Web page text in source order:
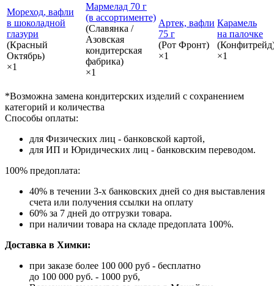
Мореход, вафли
в шоколадной
глазури
(Красный
Октябрь)
×1
Мармелад 70 г
(в ассортименте)
(Славянка /
Азовская
кондитерская
фабрика)
×1
Артек, вафли
75 г
(Рот Фронт)
×1
Карамель
на палочке
×1
*Возможна замена кондитерских изделий с сохранением
категорий и количества
Способы оплаты:
для Физических лиц - банковской картой,
для ИП и Юридических лиц - банковским переводом.
100% предоплата:
40% в течении 3-х банковских дней со дня выставления
счета или получения ссылки на оплату
60% за 7 дней до отгрузки товара.
при наличии товара на складе предоплата 100%.
Доставка в Химки:
при заказе более 100 000 руб - бесплатно
до 100 000 руб. - 1000 руб,